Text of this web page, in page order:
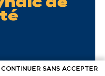
CONTINUER SANS ACCEPTER